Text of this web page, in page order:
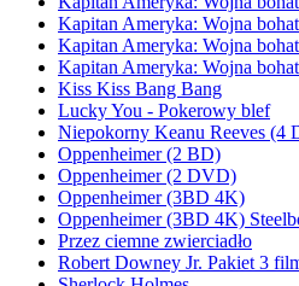
Kapitan Ameryka: Wojna
Kapitan Ameryka: Wojna
Kapitan Ameryka: Wojna
Kiss Kiss Bang Bang
Lucky You - Pokerowy blef
Niepokorny Keanu Reeves (4
Oppenheimer (2 BD)
Oppenheimer (2 DVD)
Oppenheimer (3BD 4K)
Oppenheimer (3BD 4K)
Przez ciemne zwierciadło
Robert Downey Jr. Pakiet 3